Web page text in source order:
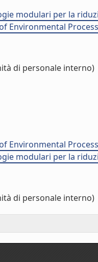
modulari per la
Environmental
di personale interno)
Environmental
modulari per la
di personale interno)